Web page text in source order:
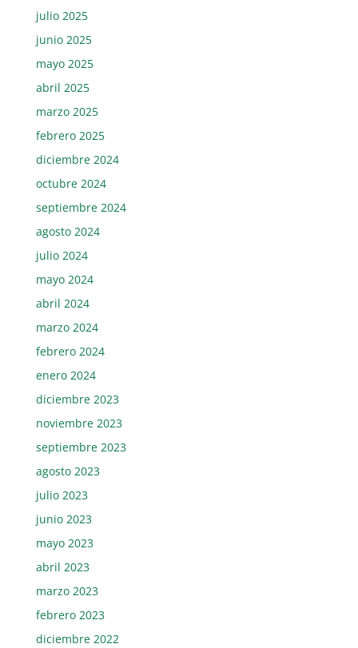
julio 2025
junio 2025
mayo 2025
abril 2025
marzo 2025
febrero 2025
diciembre 2024
octubre 2024
septiembre 2024
agosto 2024
julio 2024
mayo 2024
abril 2024
marzo 2024
febrero 2024
enero 2024
diciembre 2023
noviembre 2023
septiembre 2023
agosto 2023
julio 2023
junio 2023
mayo 2023
abril 2023
marzo 2023
febrero 2023
diciembre 2022